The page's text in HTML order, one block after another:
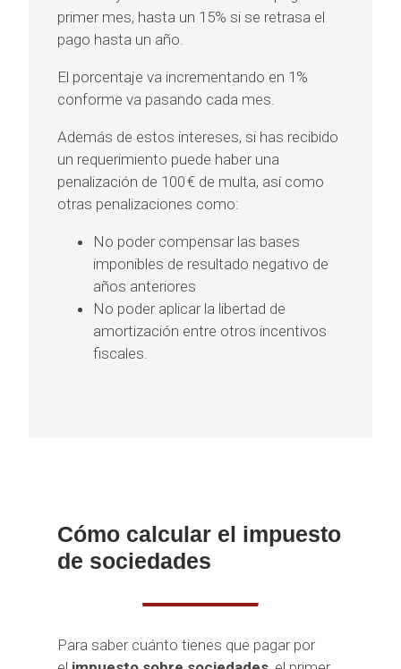
primer mes, hasta un 15% si se retrasa el
pago hasta un año.
El porcentaje va incrementando en 1%
conforme va pasando cada mes.
Además de estos intereses, si has recibido
un requerimiento puede haber una
penalización de 100 € de multa, así como
otras penalizaciones como:
No poder compensar las bases
imponibles de resultado negativo de
años anteriores
No poder aplicar la libertad de
amortización entre otros incentivos
fiscales.
Cómo calcular el impuesto
de sociedades
Para saber cuánto tienes que pagar por